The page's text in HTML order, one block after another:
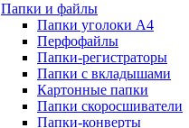
Папки и файлы
Папки уголоки А4
Перфофайлы
Папки-регистраторы
Папки с вкладышами
Картонные папки
Папки скоросшиватели
Папки-конверты